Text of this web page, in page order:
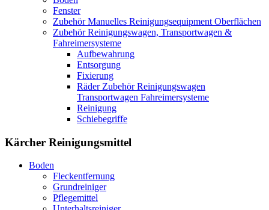
Fenster
Zubehör Manuelles Reinigungsequipment Oberflächen
Zubehör Reinigungswagen, Transportwagen &
Fahreimersysteme
Aufbewahrung
Entsorgung
Fixierung
Räder Zubehör Reinigungswagen
Transportwagen Fahreimersysteme
Reinigung
Schiebegriffe
Kärcher Reinigungsmittel
Boden
Fleckentfernung
Grundreiniger
Pflegemittel